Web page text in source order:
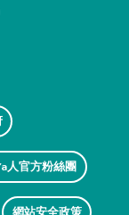
人官方粉絲團